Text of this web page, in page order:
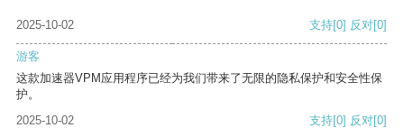
2025-10-02 支持[0] 反对[0]
游客
这款加速器VPM应用程序已经为我们带来了无限的隐私保护和安全性保
护。
2025-10-02
支持[0] 反对[0]